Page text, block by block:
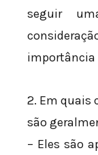
seguir
importância
2. Em quais
são
– Eles são